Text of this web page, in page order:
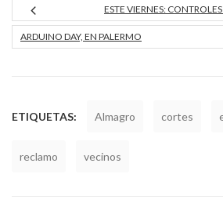
ESTE VIERNES:
ARDUINO DAY, EN PALERMO
ETIQUETAS: Almagro cortes
reclamo vecinos